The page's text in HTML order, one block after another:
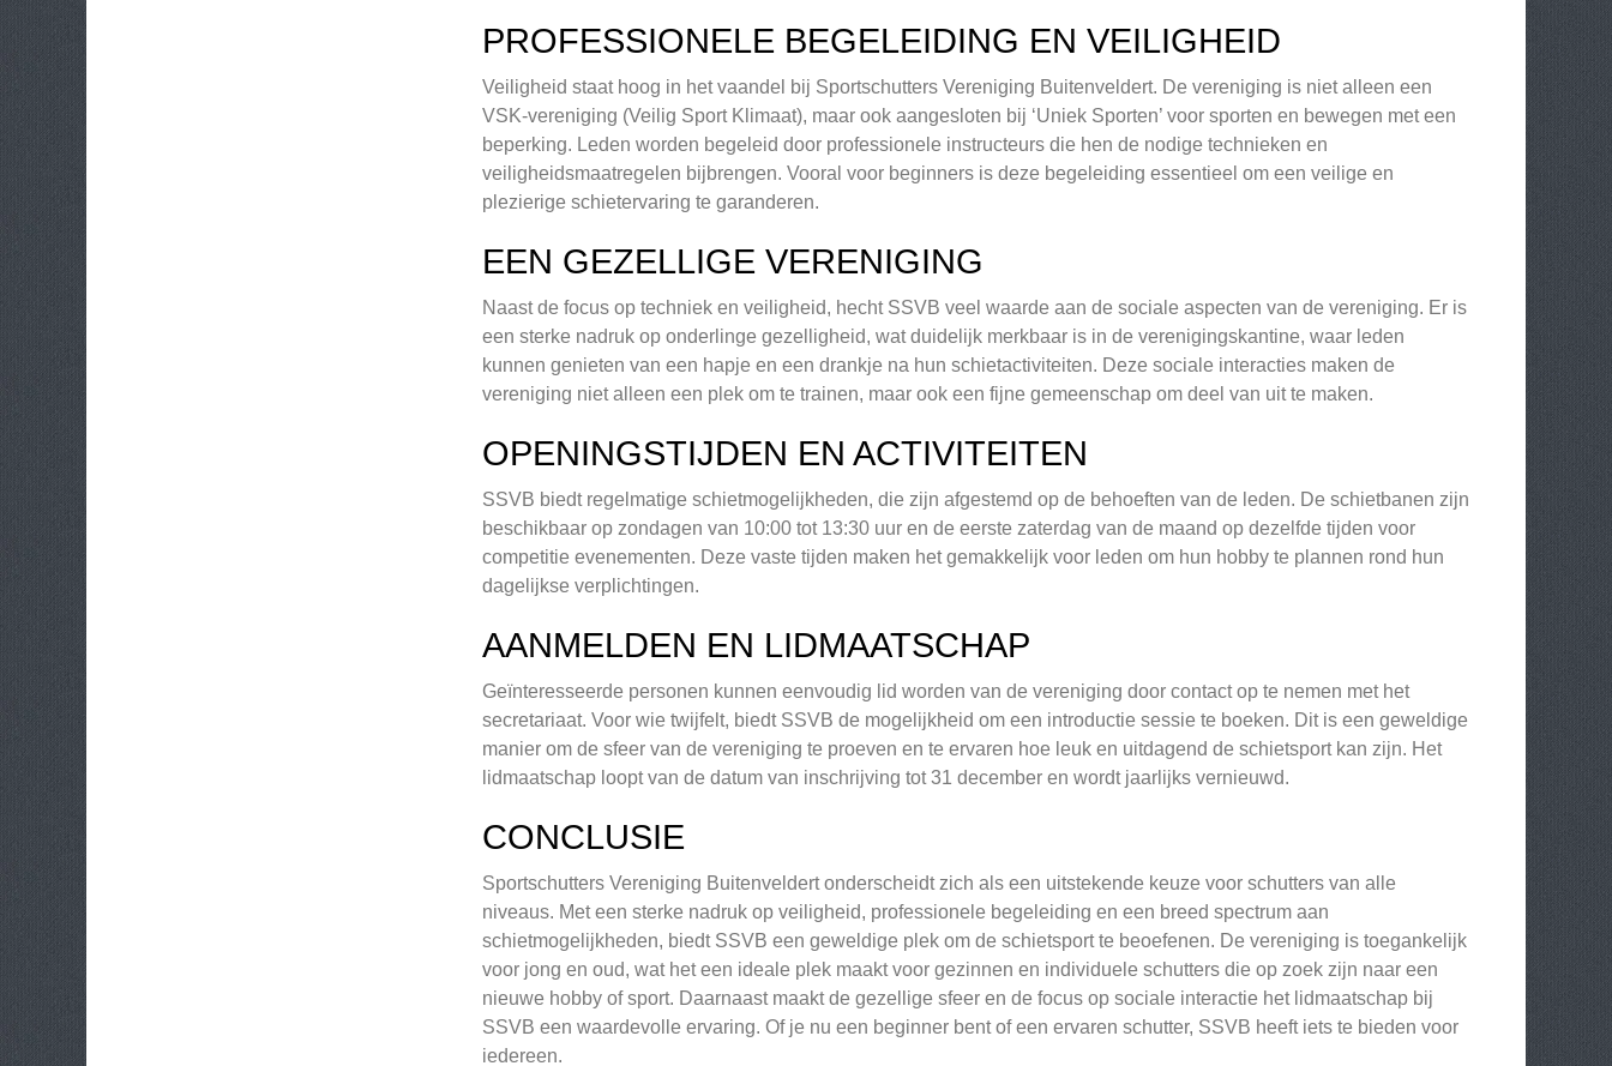
PROFESSIONELE BEGELEIDING EN VEILIGHEID
Veiligheid staat hoog in het vaandel bij Sportschutters Vereniging Buitenveldert. De vereniging is niet alleen een
VSK-vereniging (Veilig Sport Klimaat), maar ook aangesloten bij ‘Uniek Sporten’ voor sporten en bewegen met een
beperking. Leden worden begeleid door professionele instructeurs die hen de nodige technieken en
veiligheidsmaatregelen bijbrengen. Vooral voor beginners is deze begeleiding essentieel om een veilige en
plezierige schietervaring te garanderen.
EEN GEZELLIGE VERENIGING
Naast de focus op techniek en veiligheid, hecht SSVB veel waarde aan de sociale aspecten van de vereniging. Er is
een sterke nadruk op onderlinge gezelligheid, wat duidelijk merkbaar is in de verenigingskantine, waar leden
kunnen genieten van een hapje en een drankje na hun schietactiviteiten. Deze sociale interacties maken de
vereniging niet alleen een plek om te trainen, maar ook een fijne gemeenschap om deel van uit te maken.
OPENINGSTIJDEN EN ACTIVITEITEN
SSVB biedt regelmatige schietmogelijkheden, die zijn afgestemd op de behoeften van de leden. De schietbanen zijn
beschikbaar op zondagen van 10:00 tot 13:30 uur en de eerste zaterdag van de maand op dezelfde tijden voor
competitie evenementen. Deze vaste tijden maken het gemakkelijk voor leden om hun hobby te plannen rond hun
dagelijkse verplichtingen.
AANMELDEN EN LIDMAATSCHAP
Geïnteresseerde personen kunnen eenvoudig lid worden van de vereniging door contact op te nemen met het
secretariaat. Voor wie twijfelt, biedt SSVB de mogelijkheid om een introductie sessie te boeken. Dit is een geweldige
manier om de sfeer van de vereniging te proeven en te ervaren hoe leuk en uitdagend de schietsport kan zijn. Het
lidmaatschap loopt van de datum van inschrijving tot 31 december en wordt jaarlijks vernieuwd.
CONCLUSIE
Sportschutters Vereniging Buitenveldert onderscheidt zich als een uitstekende keuze voor schutters van alle
niveaus. Met een sterke nadruk op veiligheid, professionele begeleiding en een breed spectrum aan
schietmogelijkheden, biedt SSVB een geweldige plek om de schietsport te beoefenen. De vereniging is toegankelijk
voor jong en oud, wat het een ideale plek maakt voor gezinnen en individuele schutters die op zoek zijn naar een
nieuwe hobby of sport. Daarnaast maakt de gezellige sfeer en de focus op sociale interactie het lidmaatschap bij
SSVB een waardevolle ervaring. Of je nu een beginner bent of een ervaren schutter, SSVB heeft iets te bieden voor
iedereen.